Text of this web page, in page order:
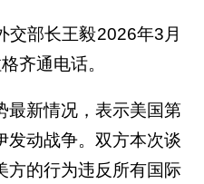
交部长王毅2026年3月
齐通电话。
最新情况，表示美国第
发动战争。双方本次谈
方的行为违反所有国际